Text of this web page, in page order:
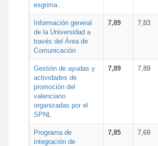
esgrima...
Información general
de la Universidad a
través del Área de
Comunicación
7,89 7,83
Gestión de ayudas y
actividades de
promoción del
valenciano
organizadas por el
SPNL
7,89 7,89
Programa de
integración de
7,85 7,69